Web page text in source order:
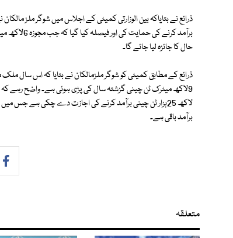
حال کا جائزہ لیا جائے گا۔
برآمد باقی ہے۔
متعلقہ